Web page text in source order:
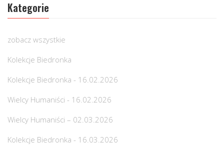
Kategorie
zobacz wszystkie
Kolekcje Biedronka
Kolekcje Biedronka - 16.02.2026
Wielcy Humaniści - 16.02.2026
Wielcy Humaniści – 02.03.2026
Kolekcje Biedronka - 16.03.2026